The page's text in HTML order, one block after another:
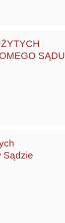
SĄDU
Sądzie